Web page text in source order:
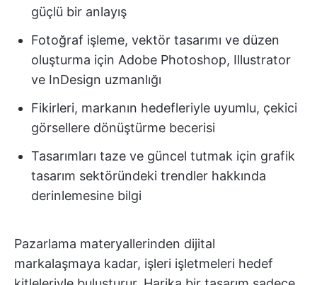
güçlü bir anlayış
Fotoğraf işleme, vektör tasarımı ve düzen
oluşturma için Adobe Photoshop, Illustrator
ve InDesign uzmanlığı
Fikirleri, markanın hedefleriyle uyumlu, çekici
görsellere dönüştürme becerisi
Tasarımları taze ve güncel tutmak için grafik
tasarım sektöründeki trendler hakkında
derinlemesine bilgi
Pazarlama materyallerinden dijital
markalaşmaya kadar, işleri işletmeleri hedef